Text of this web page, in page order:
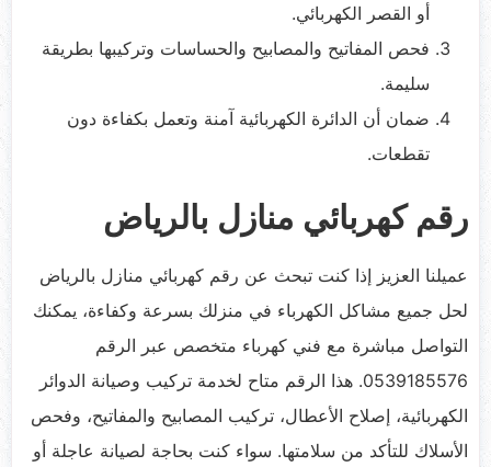
أو القصر الكهربائي.
فحص المفاتيح والمصابيح والحساسات وتركيبها بطريقة
سليمة.
ضمان أن الدائرة الكهربائية آمنة وتعمل بكفاءة دون
تقطعات.
رقم كهربائي منازل بالرياض
عميلنا العزيز إذا كنت تبحث عن رقم كهربائي منازل بالرياض
لحل جميع مشاكل الكهرباء في منزلك بسرعة وكفاءة، يمكنك
التواصل مباشرة مع فني كهرباء متخصص عبر الرقم
0539185576. هذا الرقم متاح لخدمة تركيب وصيانة الدوائر
الكهربائية، إصلاح الأعطال، تركيب المصابيح والمفاتيح، وفحص
الأسلاك للتأكد من سلامتها. سواء كنت بحاجة لصيانة عاجلة أو